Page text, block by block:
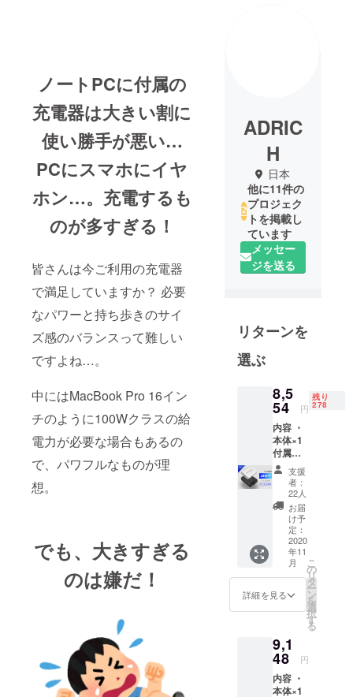
ノートPCに付属の
充電器は大きい割に
使い勝手が悪い…
PCにスマホにイヤ
ホン…。充電するも
のが多すぎる！
皆さんは今ご利用の充電器
で満足していますか？ 必要
なパワーと持ち歩きのサイ
ズ感のバランスって難しい
ですよね…。
中にはMacBook Pro 16イン
チのように100Wクラスの給
電力が必要な場合もあるの
で、パワフルなものが理
想。
でも、大きすぎる
のは嫌だ！
ADRIC
H
日本
他に11件の
プロジェク
トを掲載し
ています
メッセー
ジを送る
リターンを
選ぶ
8,5
54 円
残り
278
内容 ・
本体×1
付属品
・スタ
ンド ・
コード
・説明
書 ※ご
注文状
況、使
用部材
の供給
状況、
製造工
程上の
都合等
出荷時
期が遅
れる場
合があ
りま
支援
者：
22人
お届
け予
定：
2020
年11
月
詳細を見る
こ
の
リ
タ
ー
ン
を
選
択
す
る
9,1
48 円
内容 ・
本体×1